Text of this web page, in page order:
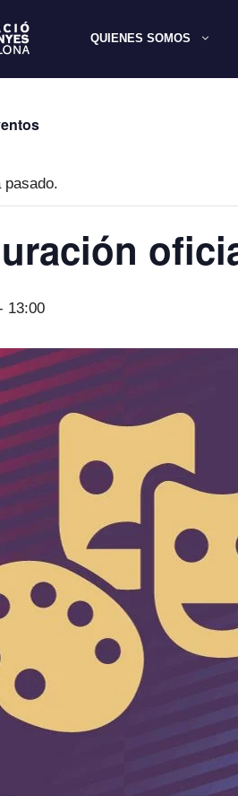
QUIENES SOMOS
pasado.
13:00